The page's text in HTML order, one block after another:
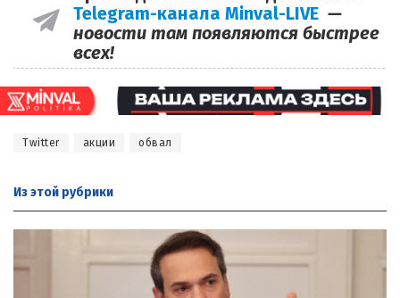
Telegram-канала Minval-LIVE —
новости там появляются быстрее
всех!
Twitter акции обвал
Из этой рубрики